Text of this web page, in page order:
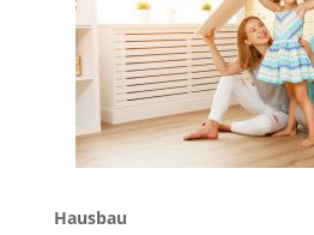
Hausbau